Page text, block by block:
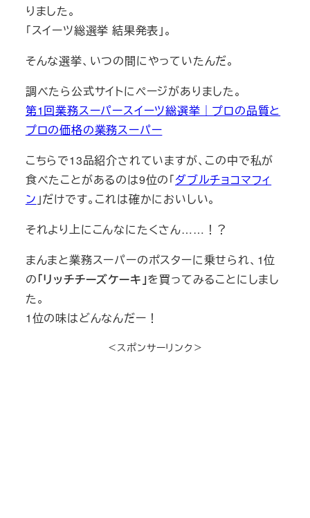
りました。
「スイーツ総選挙 結果発表」。
そんな選挙、いつの間にやっていたんだ。
調べたら公式サイトにページがありました。
第1回業務スーパースイーツ総選挙｜プロの品質と
プロの価格の業務スーパー
こちらで13品紹介されていますが、この中で私が
食べたことがあるのは9位の「ダブルチョコマフィ
ン 」だけです。これは確かにおいしい。
それより上にこんなにたくさん……！？
まんまと業務スーパーのポスターに乗せられ、1位
の「リッチチーズケーキ」を買ってみることにしまし
た。
1位の味はどんなんだー！
＜スポンサーリンク＞